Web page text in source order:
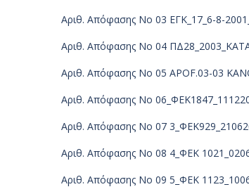
Αριθ. Απόφασης Νο 03 ΕΓΚ_17_6-8-
Αριθ. Απόφασης Νο 04
Αριθ. Απόφασης Νο 05 APOF.03-03
Αριθ. Απόφασης Νο
Αριθ. Απόφασης Νο 07
Αριθ. Απόφασης Νο 08 4_ΦΕΚ
Αριθ. Απόφασης Νο 09 5_ΦΕΚ